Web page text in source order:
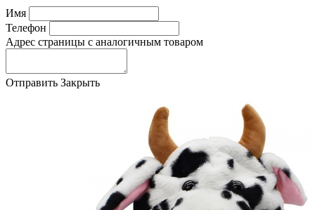
Имя
Телефон
Адрес страницы с аналогичным товаром
Отправить Закрыть